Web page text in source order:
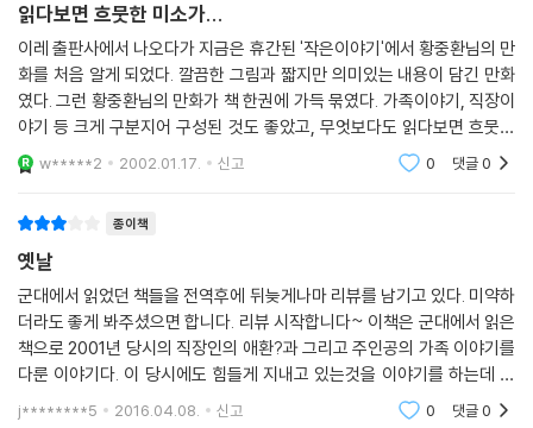
386c는 아내 몰래 비자금을 챙기지만 푸근한 마음으로 아내를 이해햊는
남편, 재기발랄한 장난기를 발휘하는 아들의 둘도 없는 친구, 지각을 밥먹
듯이 하고 상사와 동료들에게 밉살스럽지 않게 애교를 떠는 직장인, 사회
의 불의를 그냥 보고 넘어가지 못하는 정의의 사나이 등 시시각각 다양한
모습으로 등장하면서 인간적 공감을 불러일으킨다. 그래서 우리들은 힘들
때나 기쁠 때나 친숙한 386c와 함께 웃고 함께 울면서 희망을 찾고 삶의
읽다보면 흐뭇한 미소가...
이레 출판사에서 나오다가 지금은 휴간된 '작은이야기'에서 황중환님의 만
화를 처음 알게 되었다. 깔끔한 그림과 짧지만 의미있는 내용이 담긴 만화
였다. 그런 황중환님의 만화가 책 한권에 가득 묶였다. 가족이야기, 직장이
야기 등 크게 구분지어 구성된 것도 좋았고, 무엇보다도 읽다보면 흐뭇한
미소를 짓게 만들어주는 그 내용과 주제가 좋다. 그리고 작가의 개인적인
고백들이
w*****2 2002.01.17. 신고 0 댓글0
종이책
옛날
군대에서 읽었던 책들을 전역후에 뒤늦게나마 리뷰를 남기고 있다. 미약하
더라도 좋게 봐주셨으면 합니다. 리뷰 시작합니다~ 이책은 군대에서 읽은
책으로 2001년 당시의 직장인의 애환?과 그리고 주인공의 가족 이야기를
다룬 이야기다. 이 당시에도 힘들게 지내고 있는것을 이야기를 하는데 지
금을 비교하면 과연 어떨지 궁금하다. 지금도 팍팍하고 힘든 세상이 되어
j********5 2016.04.08. 신고 0 댓글0